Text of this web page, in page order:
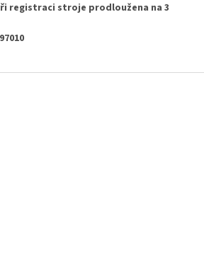
registraci stroje prodloužena na 3